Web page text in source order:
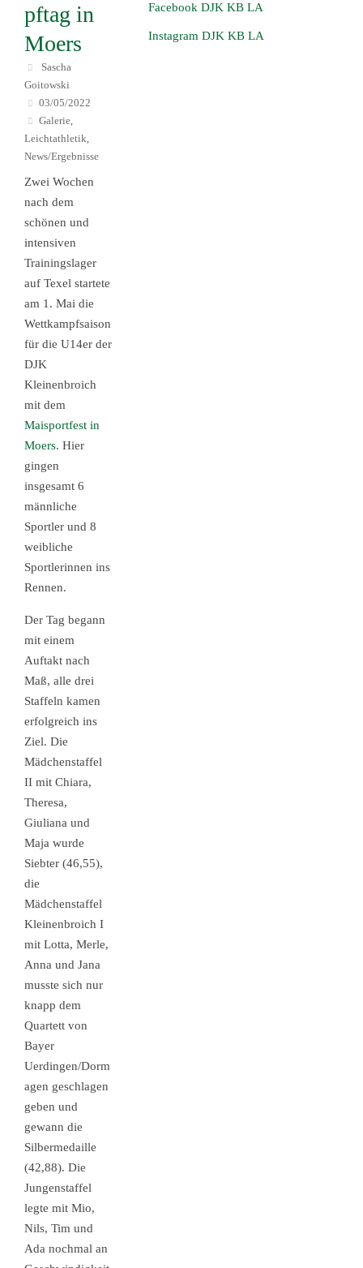
pftag in
Moers
Sascha
Goitowski
03/05/2022
Galerie,
Leichtathletik,
News/Ergebnisse
Zwei Wochen
nach dem
schönen und
intensiven
Trainingslager
auf Texel startete
am 1. Mai die
Wettkampfsaison
für die U14er der
DJK
Kleinenbroich
mit dem
Maisportfest in
Moers. Hier
gingen
insgesamt 6
männliche
Sportler und 8
weibliche
Sportlerinnen ins
Rennen.
Der Tag begann
mit einem
Auftakt nach
Maß, alle drei
Staffeln kamen
erfolgreich ins
Ziel. Die
Mädchenstaffel
II mit Chiara,
Theresa,
Giuliana und
Maja wurde
Siebter (46,55),
die
Mädchenstaffel
Kleinenbroich I
mit Lotta, Merle,
Anna und Jana
musste sich nur
knapp dem
Quartett von
Bayer
Uerdingen/Dorm
agen geschlagen
geben und
gewann die
Silbermedaille
(42,88). Die
Jungenstaffel
legte mit Mio,
Nils, Tim und
Ada nochmal an
Facebook DJK KB LA
Instagram DJK KB LA